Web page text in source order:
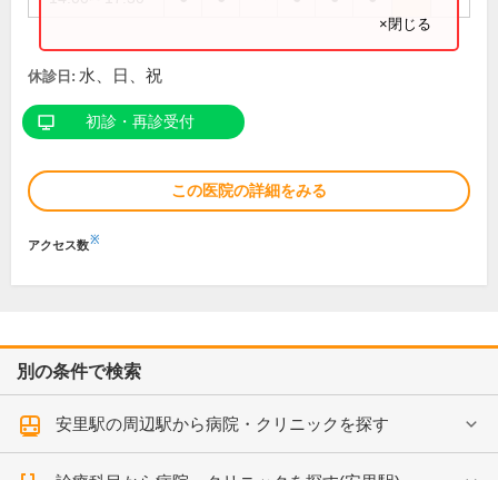
×閉じる
休診日: 水、日、祝
初診・再診受付
この医院の詳細をみる
アクセス数※
別の条件で検索
安里駅の周辺駅から病院・クリニックを探す